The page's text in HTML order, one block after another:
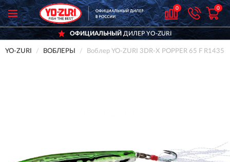
0 0
ОФИЦИАЛЬНЫЙДИЛЕР YO-ZURI
YO-ZURI ВОБЛЕРЫ Воблер YO-ZURI 3DR-X POPPER 65 F R1435-